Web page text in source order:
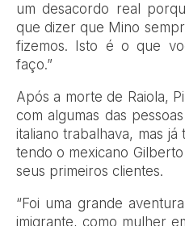
um desacordo real
que dizer que Mino
fizemos. Isto é o que
faço.”
Após a morte de Raiola,
com algumas das
italiano trabalhava, mas
tendo o mexicano
seus primeiros clientes.
“Foi uma grande
imigrante, como mulher